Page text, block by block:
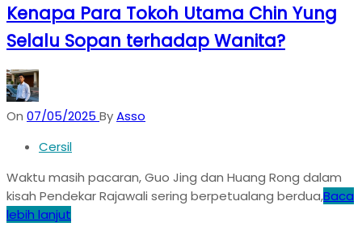
Kenapa Para Tokoh Utama Chin Yung
Selalu Sopan terhadap Wanita?
On 07/05/2025 ByAsso
Cersil
Waktu masih pacaran, Guo Jing dan Huang Rong dalam
kisah Pendekar Rajawali sering berpetualang berdua,Baca
lebih lanjut